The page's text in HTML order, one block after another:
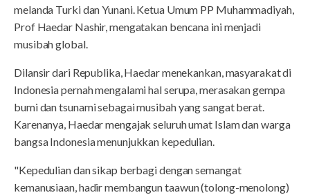
melanda Turki dan Yunani. Ketua Umum PP Muhammadiyah,
Prof Haedar Nashir, mengatakan bencana ini menjadi
musibah global.
Dilansir dari Republika, Haedar menekankan, masyarakat di
Indonesia pernah mengalami hal serupa, merasakan gempa
bumi dan tsunami sebagai musibah yang sangat berat.
Karenanya, Haedar mengajak seluruh umat Islam dan warga
bangsa Indonesia menunjukkan kepedulian.
"Kepedulian dan sikap berbagi dengan semangat
kemanusiaan, hadir membangun taawun (tolong-menolong)